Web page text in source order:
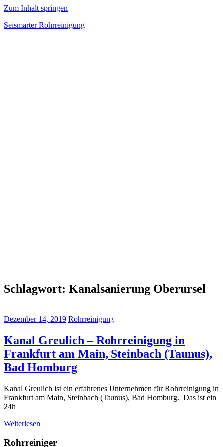
Zum Inhalt springen
Seismarter Rohrreinigung
Schlagwort: Kanalsanierung Oberursel
Dezember 14, 2019 Rohrreinigung
Kanal Greulich – Rohrreinigung in
Frankfurt am Main, Steinbach (Taunus),
Bad Homburg
Kanal Greulich ist ein erfahrenes Unternehmen für Rohrreinigung in
Frankfurt am Main, Steinbach (Taunus), Bad Homburg. Das ist ein
24h
Weiterlesen
Rohrreiniger